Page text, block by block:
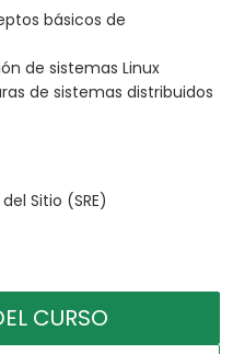
básicos de
de sistemas Linux
de sistemas distribuidos
Sitio (SRE)
CURSO